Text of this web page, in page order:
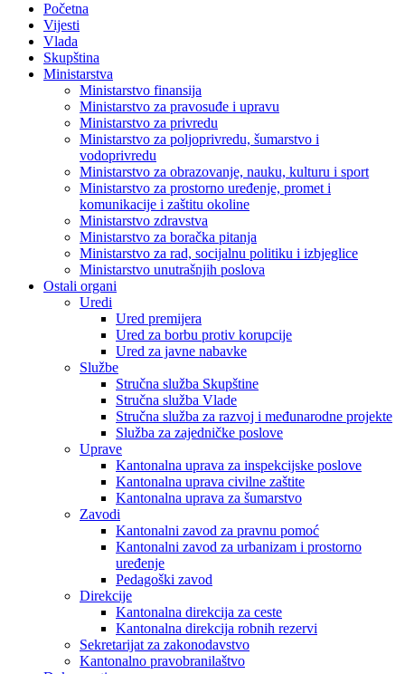
Početna
Vijesti
Vlada
Skupština
Ministarstva
Ministarstvo finansija
Ministarstvo za pravosuđe i upravu
Ministarstvo za privredu
Ministarstvo za poljoprivredu, šumarstvo i
vodoprivredu
Ministarstvo za obrazovanje, nauku, kulturu i sport
Ministarstvo za prostorno uređenje, promet i
komunikacije i zaštitu okoline
Ministarstvo zdravstva
Ministarstvo za boračka pitanja
Ministarstvo za rad, socijalnu politiku i izbjeglice
Ministarstvo unutrašnjih poslova
Ostali organi
Uredi
Ured premijera
Ured za borbu protiv korupcije
Ured za javne nabavke
Službe
Stručna služba Skupštine
Stručna služba Vlade
Stručna služba za razvoj i međunarodne projekte
Služba za zajedničke poslove
Uprave
Kantonalna uprava za inspekcijske poslove
Kantonalna uprava civilne zaštite
Kantonalna uprava za šumarstvo
Zavodi
Kantonalni zavod za pravnu pomoć
Kantonalni zavod za urbanizam i prostorno
uređenje
Pedagoški zavod
Direkcije
Kantonalna direkcija za ceste
Kantonalna direkcija robnih rezervi
Sekretarijat za zakonodavstvo
Kantonalno pravobranilaštvo